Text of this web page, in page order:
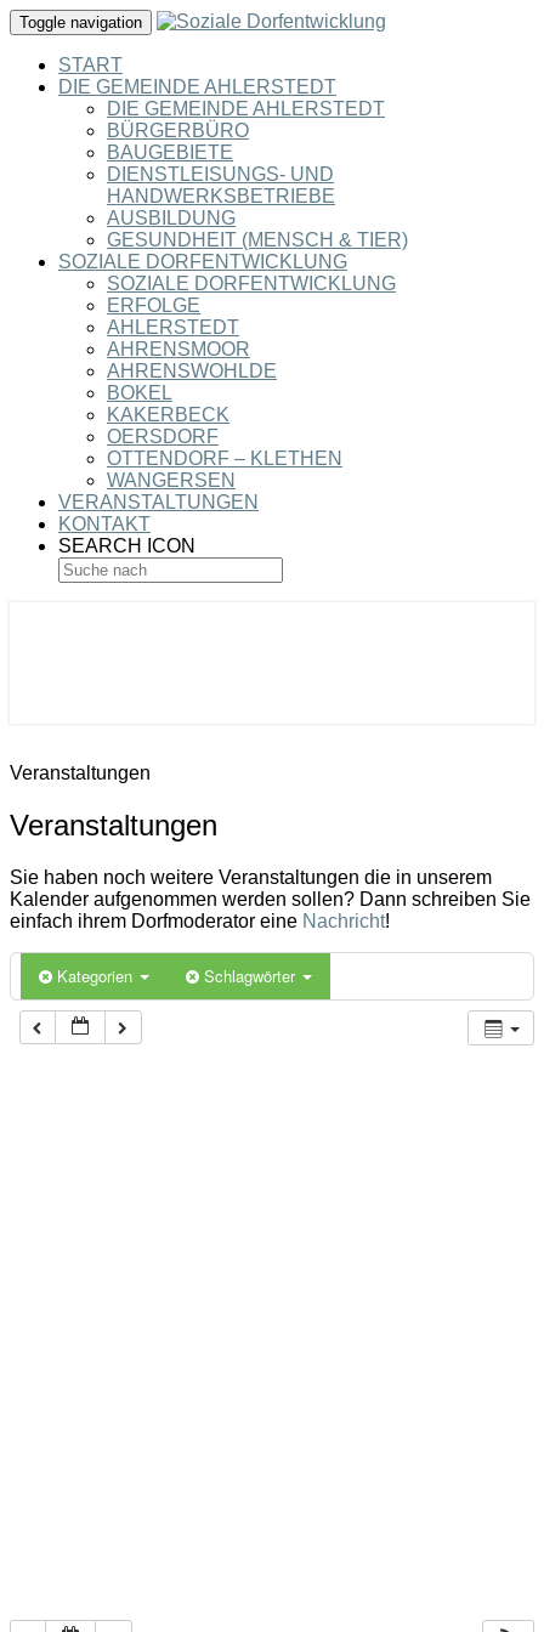
Toggle navigation
START
DIE GEMEINDE AHLERSTEDT
DIE GEMEINDE AHLERSTEDT
BÜRGERBÜRO
BAUGEBIETE
DIENSTLEISUNGS- UND
HANDWERKSBETRIEBE
AUSBILDUNG
GESUNDHEIT (MENSCH & TIER)
SOZIALE DORFENTWICKLUNG
SOZIALE DORFENTWICKLUNG
ERFOLGE
AHLERSTEDT
AHRENSMOOR
AHRENSWOHLDE
BOKEL
KAKERBECK
OERSDORF
OTTENDORF – KLETHEN
WANGERSEN
VERANSTALTUNGEN
KONTAKT
SEARCH ICON
Veranstaltungen
Veranstaltungen
Sie haben noch weitere Veranstaltungen die in unserem
Kalender aufgenommen werden sollen? Dann schreiben Sie
einfach ihrem Dorfmoderator eine Nachricht!
Kategorien Schlagwörter